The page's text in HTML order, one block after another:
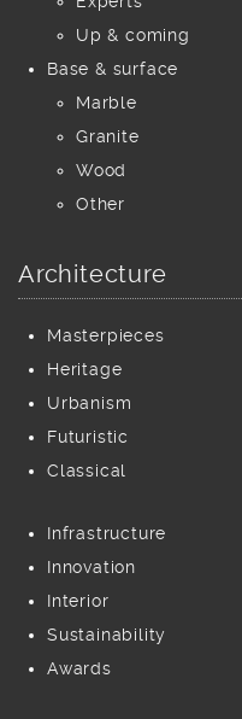
Up & coming
Base & surface
Marble
Granite
Wood
Other
Architecture
Masterpieces
Heritage
Urbanism
Futuristic
Classical
Infrastructure
Innovation
Interior
Sustainability
Awards